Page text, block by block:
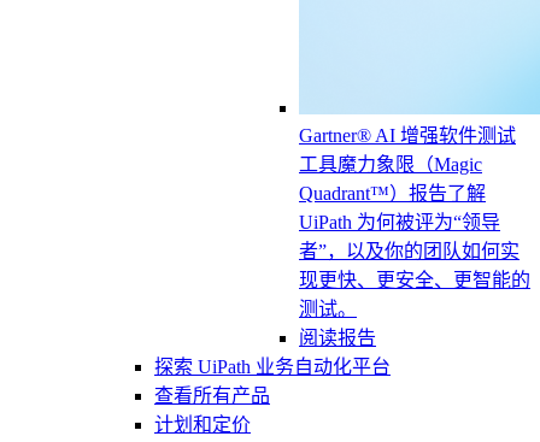
Gartner® AI 增强软件测试
工具魔力象限（Magic
Quadrant™）报告了解
UiPath 为何被评为“领导
者”，以及你的团队如何实
现更快、更安全、更智能的
测试。
阅读报告
探索 UiPath 业务自动化平台
查看所有产品
计划和定价